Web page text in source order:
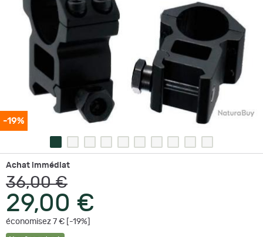
-19%
Achat immédiat
36,00 €
29,00 €
économisez 7 € [-19%]